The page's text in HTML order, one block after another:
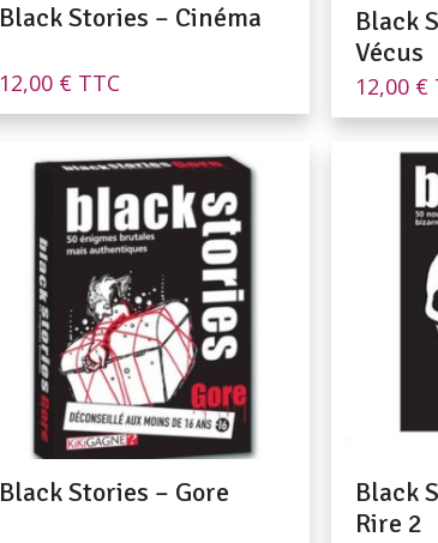
Black Stories – Cinéma
12,00 € TTC
Black
Vécus
12,00 €
Black Stories – Gore
Black
Rire 2